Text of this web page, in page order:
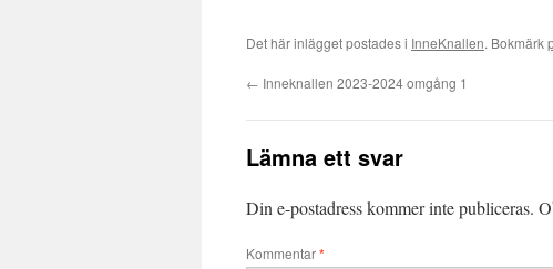
Det här inlägget postades i InneKnallen. Bokmärk
← Inneknallen 2023-2024 omgång 1
Lämna ett svar
Din e-postadress kommer inte publiceras.
Kommentar*